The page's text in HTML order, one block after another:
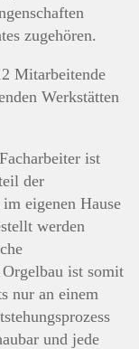
zugehören.
Mitarbeitende
Werkstätten
ist
der
eigenen Hause
werden
ist somit
nur an einem
und jede